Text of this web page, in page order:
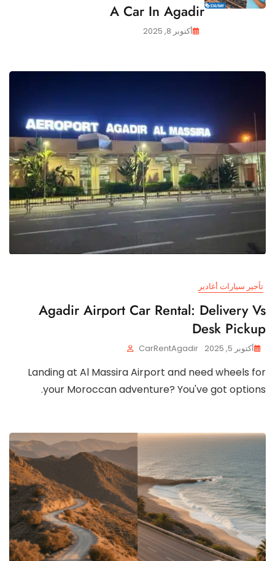
A Car In Agadir
أكتوبر 8, 2025
تأجير سيارات أغادير
Agadir Airport Car Rental: Delivery Vs
Desk Pickup
أكتوبر 5, 2025 CarRentAgadir
Landing at Al Massira Airport and need wheels for
your Moroccan adventure? You've got options.